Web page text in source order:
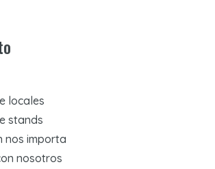
locales
stands
nos importa
nosotros